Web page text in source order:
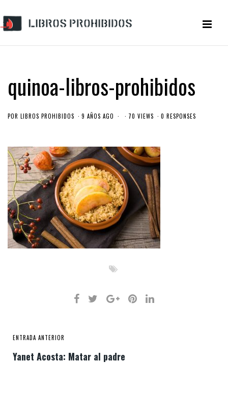
quinoa-libros-prohibidos
POR LIBROS PROHIBIDOS 9 AÑOS AGO 70 VIEWS 0 RESPONSES
ENTRADA ANTERIOR
Yanet Acosta: Matar al padre